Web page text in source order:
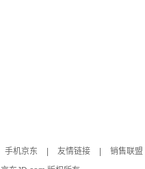
手机京东 友情链接 销售联盟